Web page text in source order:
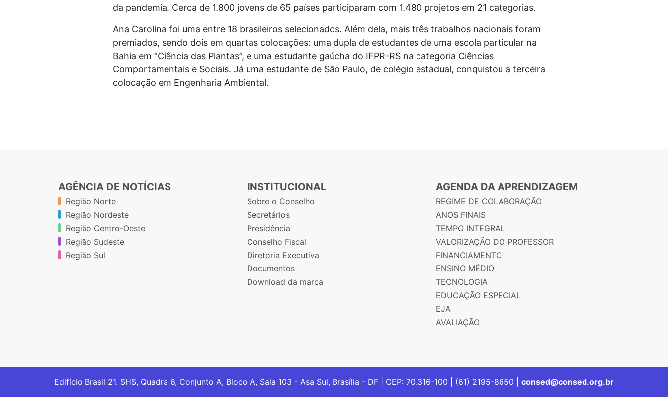
da pandemia. Cerca de 1.800 jovens de 65 países participaram com 1.480 projetos em 21 categorias.
Ana Carolina foi uma entre 18 brasileiros selecionados. Além dela, mais três trabalhos nacionais foram
premiados, sendo dois em quartas colocações: uma dupla de estudantes de uma escola particular na
Bahia em “Ciência das Plantas”, e uma estudante gaúcha do IFPR-RS na categoria Ciências
Comportamentais e Sociais. Já uma estudante de São Paulo, de colégio estadual, conquistou a terceira
colocação em Engenharia Ambiental.
AGÊNCIA DE NOTÍCIAS
Região Norte
Região Nordeste
Região Centro-Oeste
Região Sudeste
Região Sul
INSTITUCIONAL
Sobre o Conselho
Secretários
Presidência
Conselho Fiscal
Diretoria Executiva
Documentos
Download da marca
AGENDA DA APRENDIZAGEM
REGIME DE COLABORAÇÃO
ANOS FINAIS
TEMPO INTEGRAL
VALORIZAÇÃO DO PROFESSOR
FINANCIAMENTO
ENSINO MÉDIO
TECNOLOGIA
EDUCAÇÃO ESPECIAL
EJA
AVALIAÇÃO
Edifício Brasil 21. SHS, Quadra 6, Conjunto A, Bloco A, Sala 103 - Asa Sul, Brasília - DF | CEP: 70.316-100 | (61) 2195-8650 | consed@consed.org.br